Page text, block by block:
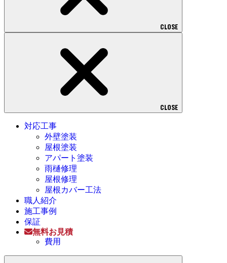
CLOSE
CLOSE
対応工事
外壁塗装
屋根塗装
アパート塗装
雨樋修理
屋根修理
屋根カバー工法
職人紹介
施工事例
保証
無料お見積
費用